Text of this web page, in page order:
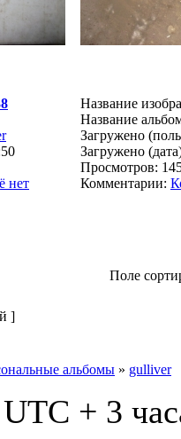
нет
Название
Название
Загружено
Загружено
Просмотров:
Комментарии:
Поле
]
альбомы » gulliver
+ 3